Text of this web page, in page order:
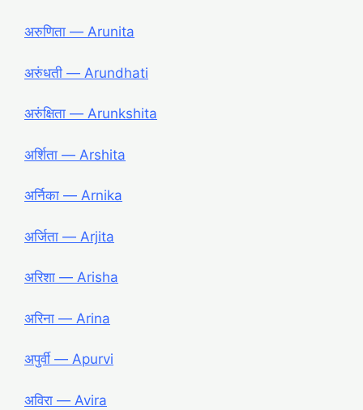
अरुणिता ― Arunita
अरुंधती ― Arundhati
अरुंक्षिता ― Arunkshita
अर्शिता ― Arshita
अर्निका ― Arnika
अर्जिता ― Arjita
अरिशा ― Arisha
अरिना ― Arina
अपुर्वी ― Apurvi
अविरा ― Avira